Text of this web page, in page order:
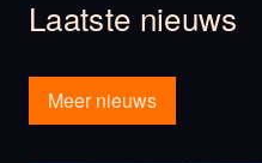
Laatste nieuws
Meer nieuws